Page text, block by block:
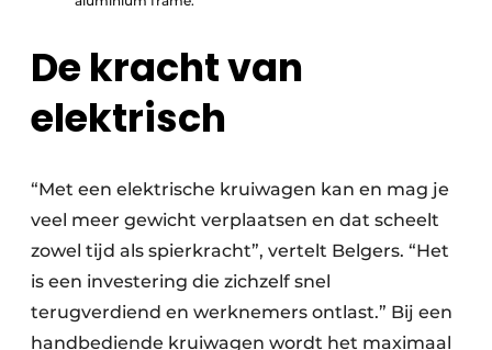
De kracht van
elektrisch
“Met een elektrische kruiwagen kan en mag je
veel meer gewicht verplaatsen en dat scheelt
zowel tijd als spierkracht”, vertelt Belgers. “Het
is een investering die zichzelf snel
terugverdiend en werknemers ontlast.” Bij een
handbediende kruiwagen wordt het maximaal